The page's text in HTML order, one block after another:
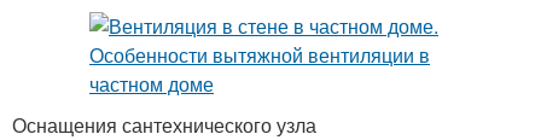
Оснащения сантехнического узла